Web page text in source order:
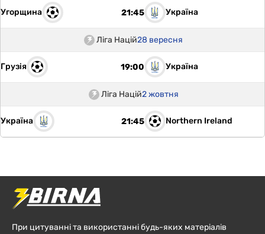
Угорщина 21:45 Україна
Ліга Націй28 вересня
Грузія 19:00 Україна
Ліга Націй2 жовтня
Україна 21:45 Northern Ireland
При цитуванні та використанні будь-яких матеріалів